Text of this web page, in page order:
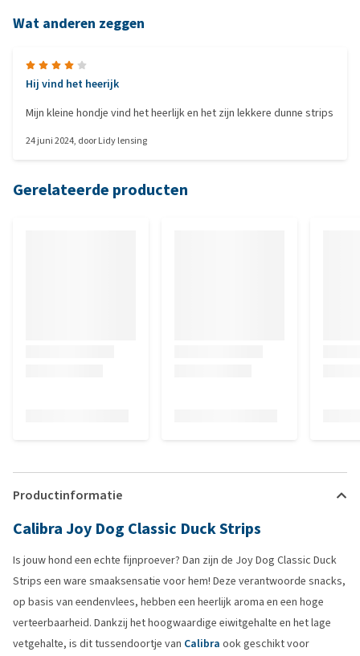
Wat anderen zeggen
Hij vind het heerijk
Mijn kleine hondje vind het heerlijk en het zijn lekkere dunne strips
24 juni 2024, doorLidy lensing
Gerelateerde producten
Productinformatie
Calibra Joy Dog Classic Duck Strips
Is jouw hond een echte fijnproever? Dan zijn de Joy Dog Classic Duck
Strips een ware smaaksensatie voor hem! Deze verantwoorde snacks,
op basis van eendenvlees, hebben een heerlijk aroma en een hoge
verteerbaarheid. Dankzij het hoogwaardige eiwitgehalte en het lage
vetgehalte, is dit tussendoortje van Calibra ook geschikt voor